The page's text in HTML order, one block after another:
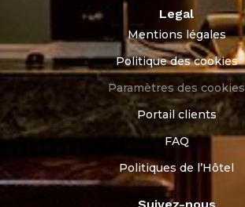
Legal
Mentions légales
Politique des cookies
Paramètres des cookies
Portail clients
FAQ
Politiques de l’Hôtel